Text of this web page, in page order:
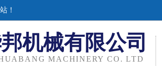
！
机械有限公司
MACHINERY CO. LTD